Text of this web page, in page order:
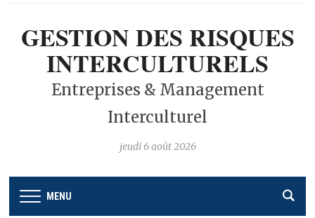
GESTION DES RISQUES
INTERCULTURELS
Entreprises & Management
Interculturel
jeudi 6 août 2026
MENU